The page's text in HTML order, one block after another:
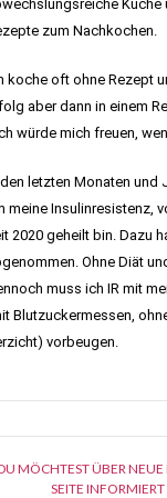
Küche
zum Nachkochen.
koche oft ohne Rezept
aber dann in einem
würde mich freuen,
letzten Monaten und
meine Insulinresistenz,
2020 geheilt bin. Dazu
Ohne Diät
muss ich IR mit
Blutzuckermessen,
vorbeugen.
MÖCHTEST ÜBER NEUE
SEITE